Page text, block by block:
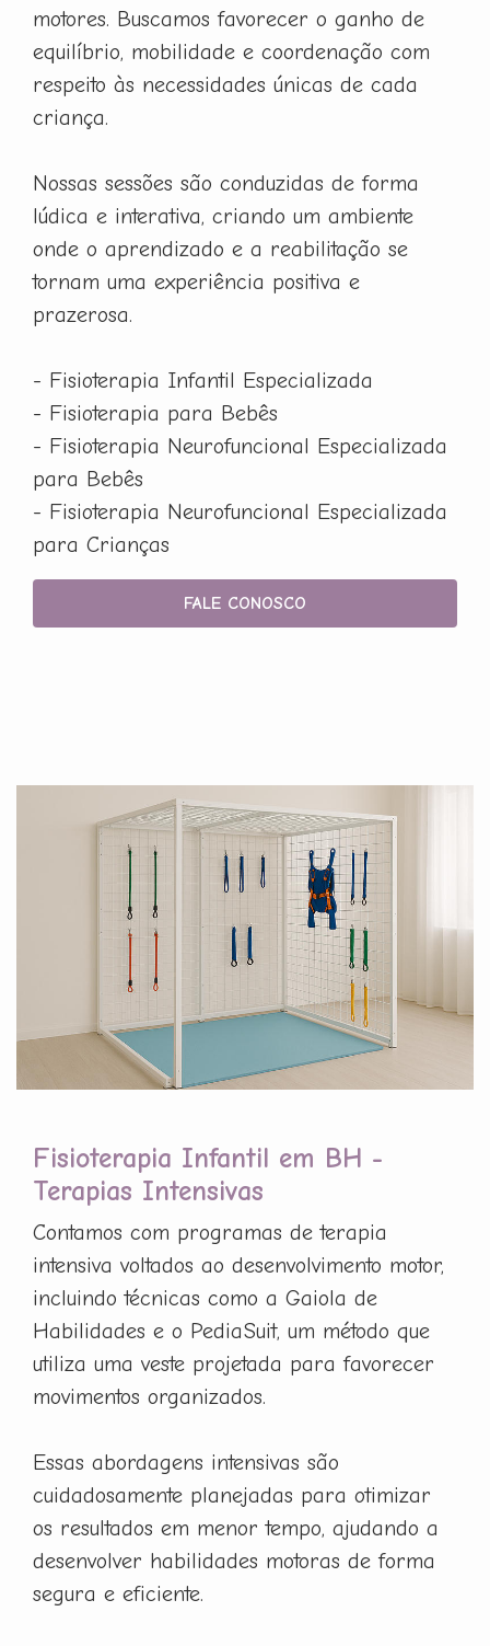
motores. Buscamos favorecer o ganho de
equilíbrio, mobilidade e coordenação com
respeito às necessidades únicas de cada
criança.
Nossas sessões são conduzidas de forma
lúdica e interativa, criando um ambiente
onde o aprendizado e a reabilitação se
tornam uma experiência positiva e
prazerosa.
- Fisioterapia Infantil Especializada
- Fisioterapia para Bebês
- Fisioterapia Neurofuncional Especializada
para Bebês
- Fisioterapia Neurofuncional Especializada
para Crianças
FALE CONOSCO
Fisioterapia Infantil em BH -
Terapias Intensivas
Contamos com programas de terapia
intensiva voltados ao desenvolvimento motor,
incluindo técnicas como a Gaiola de
Habilidades e o PediaSuit, um método que
utiliza uma veste projetada para favorecer
movimentos organizados.
Essas abordagens intensivas são
cuidadosamente planejadas para otimizar
os resultados em menor tempo, ajudando a
desenvolver habilidades motoras de forma
segura e eficiente.